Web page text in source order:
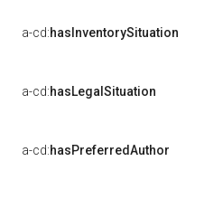
a-cd:hasInventorySituation
a-cd:hasLegalSituation
a-cd:hasPreferredAuthor